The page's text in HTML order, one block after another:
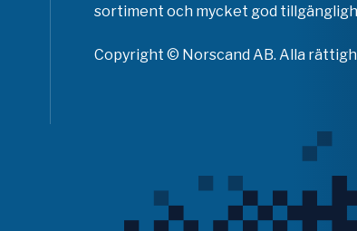
sortiment och mycket god
Copyright © Norscand AB. Alla